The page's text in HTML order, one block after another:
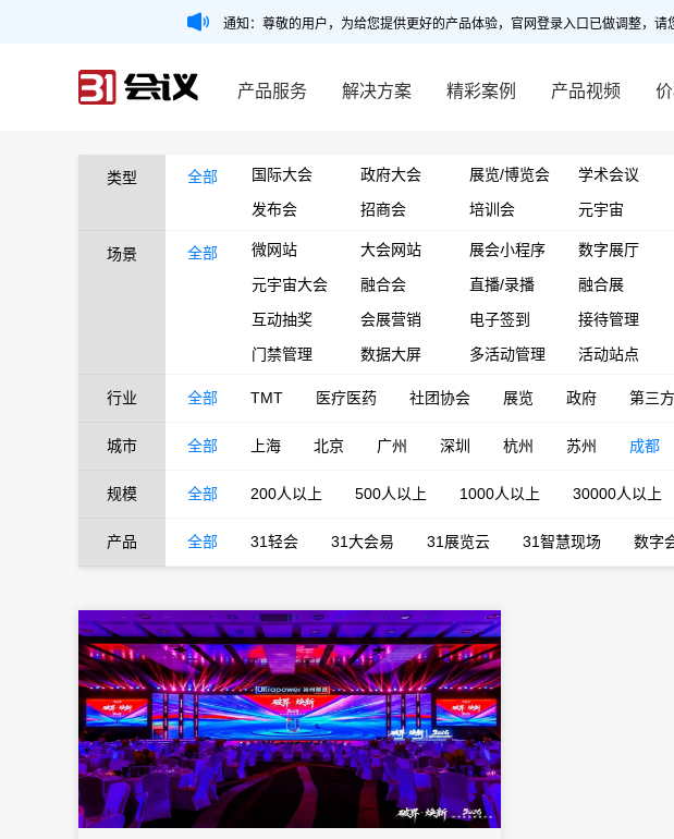
通知：尊敬的用户，为给您提供更好的产品体验，官网登录入口已做调整，
产品服务 解决方案 精彩案例 产品视频
类型 全部 国际大会 政府大会 展览/博览会 学术会议
发布会
招商会 培训会 元宇宙
场景 全部 微网站 大会网站 展会小程序 数字展厅
元宇宙大会
融合会 直播/录播 融合展
互动抽奖
会展营销 电子签到 接待管理
门禁管理
数据大屏 多活动管理 活动站点
行业 全部 TMT 医疗医药 社团协会 展览 政府 第三
城市 全部 上海 北京 广州 深圳 杭州 苏州 成都
规模 全部 200人以上 500人以上 1000人以上 30000人以上
产品 全部 31轻会 31大会易 31展览云 31智慧现场 数字